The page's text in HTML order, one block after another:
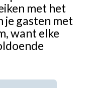
met het
je gasten met
want elke